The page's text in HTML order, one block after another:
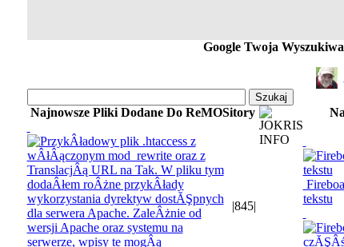
Google Twoja
Najnowsze Pliki Dodane Do ReMOSitory
|845|
tekstu